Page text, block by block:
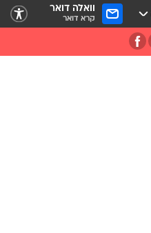
וואלה דואר
קרא דואר